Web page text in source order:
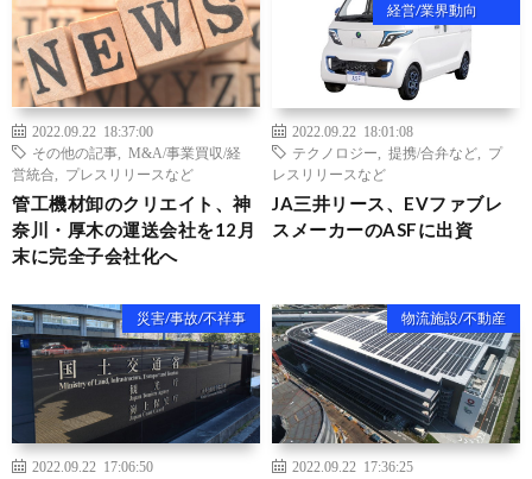
2022.09.22 18:37:00
その他の記事
M&A/事業買収/経
営統合
プレスリリースなど
管工機材卸のクリエイト、神
奈川・厚木の運送会社を12月
末に完全子会社化へ
経営/業界動向
2022.09.22 18:01:08
テクノロジー
提携/合弁など
プ
レスリリースなど
JA三井リース、EVファブレ
スメーカーのASFに出資
災害/事故/不祥事
2022.09.22 17:06:50
物流施設/不動産
2022.09.22 17:36:25